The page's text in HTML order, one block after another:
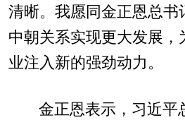
清晰。我愿同金正恩总书
中朝关系实现更大发展，
业注入新的强劲动力。
金正恩表示，习近平